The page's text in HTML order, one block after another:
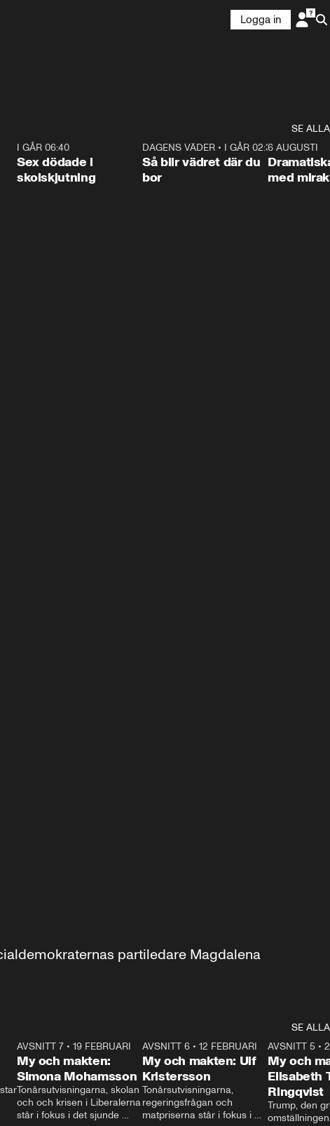
Logga in
SE ALLA
I GÅR 06:40
Sex dödade i
skolskjutning
1:06
DAGENS VÄDER • I GÅR 02:30
Så blir vädret där du
bor
6 AUGUSTI
med
partiledare Magdalena
SE ALLA
24:30
AVSNITT 7• 19 FEBRUARI
My och makten:
Simona Mohamsson
Tonårsutvisningarna, skolan
och och krisen i Liberalerna
står i fokus i det sjunde
27:30
AVSNITT 6 •12 FEBRUARI
My och makten: Ulf
Kristersson
Tonårsutvisningarna,
regeringsfrågan och
matpriserna står i fokus i
AVSNITT 5 •
My och
Elisabeth
Ringqvist
Trump, den